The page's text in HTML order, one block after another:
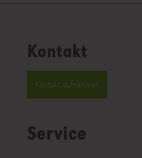
Kontakt
Kontakt aufnehmen
Service